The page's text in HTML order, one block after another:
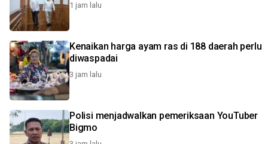
1 jam lalu
Kenaikan harga ayam ras di 188 daerah perlu
diwaspadai
3 jam lalu
Polisi menjadwalkan pemeriksaan YouTuber
Bigmo